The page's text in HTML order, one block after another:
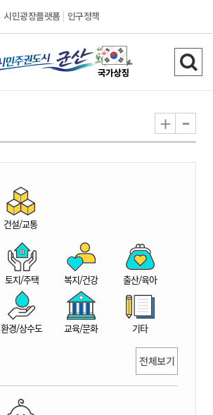
시민광장플랫폼 인구정책
시
민
권
시
산
검
색
기
+ -
건설/교통
토지/주택 복지/건강 출산/육아
환경/상수도 교육/문화 기타
전체보기